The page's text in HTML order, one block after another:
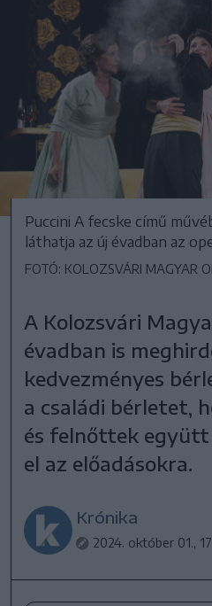
Puccini A fecske című
láthatja az új évadban az
FOTÓ: KOLOZSVÁRI MAGYAR
A Kolozsvári
évadban is
kedvezményes
a családi bérletet,
és felnőttek
el az előadásokra.
Krónika
2024. október 01.,